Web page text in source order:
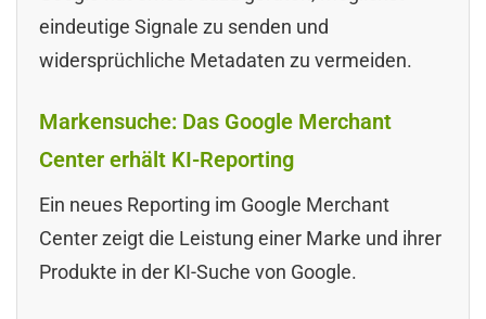
eindeutige Signale zu senden und
widersprüchliche Metadaten zu vermeiden.
Markensuche: Das Google Merchant
Center erhält KI-Reporting
Ein neues Reporting im Google Merchant
Center zeigt die Leistung einer Marke und ihrer
Produkte in der KI-Suche von Google.